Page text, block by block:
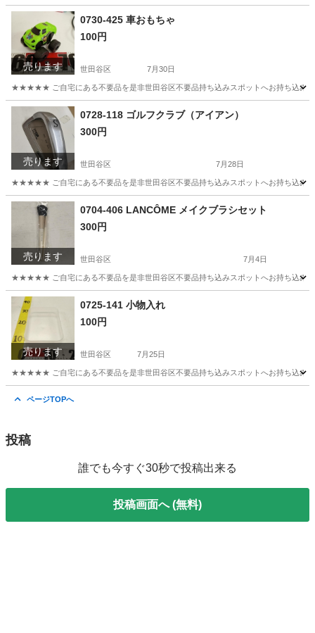
東京 世田谷区 キャリーバッグ
売ります
0730-425 車おもちゃ
100円
世田谷区 7月30日
★★★★★ ご自宅にある不要品を是非世田谷区不要品持ち込みスポットへお持ち込みし
東京 世田谷区 スポット
売ります
0728-118 ゴルフクラブ（アイアン）
300円
世田谷区 7月28日
★★★★★ ご自宅にある不要品を是非世田谷区不要品持ち込みスポットへお持ち込みし
東京 世田谷区 ゴルフクラブ
売ります
0704-406 LANCÔME メイクブラシセット
300円
世田谷区 7月4日
★★★★★ ご自宅にある不要品を是非世田谷区不要品持ち込みスポットへお持ち込みし
東京 世田谷区 ブラシ
売ります
0725-141 小物入れ
100円
世田谷区 7月25日
★★★★★ ご自宅にある不要品を是非世田谷区不要品持ち込みスポットへお持ち込みし
ページTOPへ
投稿
誰でも今すぐ30秒で投稿出来る
投稿画面へ (無料)